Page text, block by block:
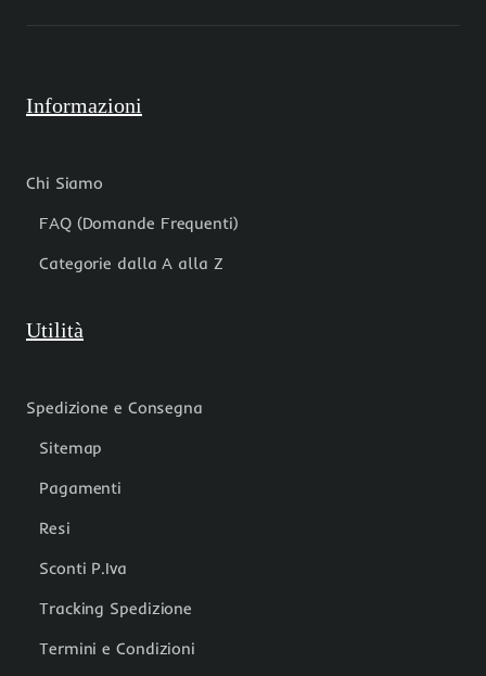
Informazioni
Chi Siamo
FAQ (Domande Frequenti)
Categorie dalla A alla Z
Utilità
Spedizione e Consegna
Sitemap
Pagamenti
Resi
Sconti P.Iva
Tracking Spedizione
Termini e Condizioni